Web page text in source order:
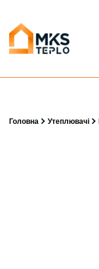
Головна Утеплювачі